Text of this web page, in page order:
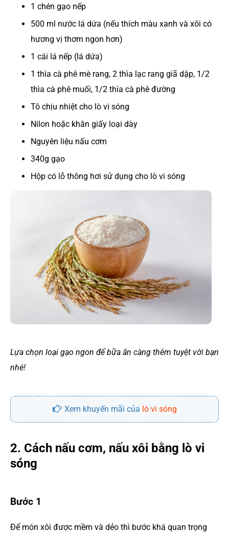
1 chén gạo nếp
500 ml nước lá dứa (nếu thích màu xanh và xôi có
hương vị thơm ngon hơn)
1 cái lá nếp (lá dứa)
1 thìa cà phê mè rang, 2 thìa lạc rang giã dập, 1/2
thìa cà phê muối, 1/2 thìa cà phê đường
Tô chịu nhiệt cho lò vi sóng
Nilon hoặc khăn giấy loại dày
Nguyên liệu nấu cơm
340g gạo
Hộp có lỗ thông hơi sử dụng cho lò vi sóng
Lựa chọn loại gạo ngon để bữa ăn càng thêm tuyệt vời bạn
nhé!
Xem khuyến mãi của lò vi sóng
2. Cách nấu cơm, nấu xôi bằng lò vi
sóng
Bước 1
Để món xôi được mềm và dẻo thì bước khá quan trọng